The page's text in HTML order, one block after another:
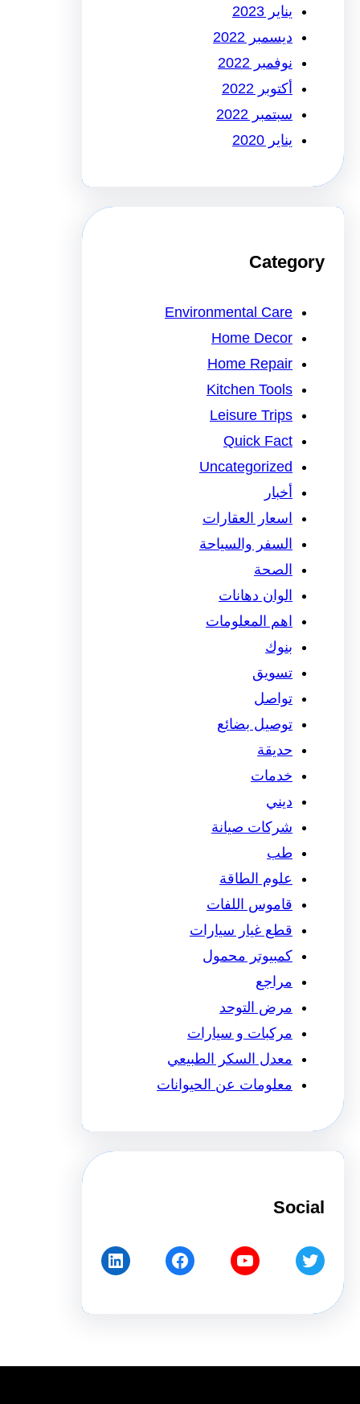
يناير 2023
ديسمبر 2022
نوفمبر 2022
أكتوبر 2022
سبتمبر 2022
يناير 2020
Category
Environmental Care
Home Decor
Home Repair
Kitchen Tools
Leisure Trips
Quick Fact
Uncategorized
أخبار
اسعار العقارات
السفر والسياحة
الصحة
الوان دهانات
اهم المعلومات
بنوك
تسويق
تواصل
توصيل بضائع
حديقة
خدمات
ديني
شركات صيانة
طب
علوم الطاقة
قاموس اللفات
قطع غيار سيارات
كمبيوتر محمول
مراجع
مرض التوحد
مركبات و سيارات
معدل السكر الطبيعي
معلومات عن الحيوانات
Social